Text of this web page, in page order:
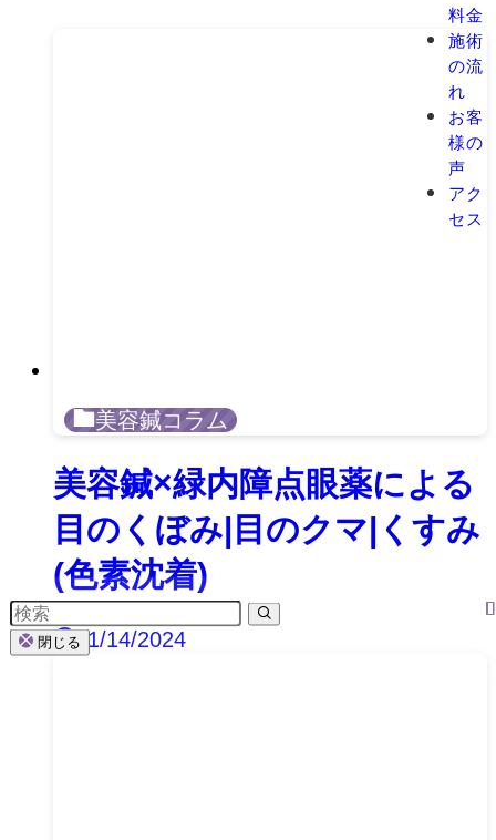
料金
施術
の流
れ
お客
様の
声
アク
セス
美容鍼コラム
美容鍼×緑内障点眼薬による
目のくぼみ|目のクマ|くすみ
(色素沈着)
11/14/2024
閉じる